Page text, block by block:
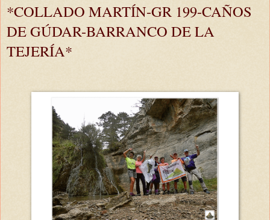
*COLLADO MARTÍN-GR 199-CAÑOS
DE GÚDAR-BARRANCO DE LA
TEJERÍA*